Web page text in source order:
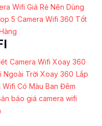
Wifi Giá Rẻ Nên Dùng
5 Camera Wifi 360 Tốt
Camera Wifi Xoay 360
Ngoài Trời Xoay 360 Lắp
Wifi Có Màu Ban Đêm
báo giá camera wifi